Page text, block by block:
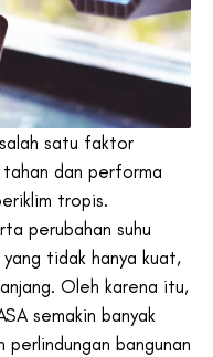
satu faktor
dan performa
tropis.
perubahan suhu
tidak hanya kuat,
Oleh karena itu,
semakin banyak
perlindungan bangunan